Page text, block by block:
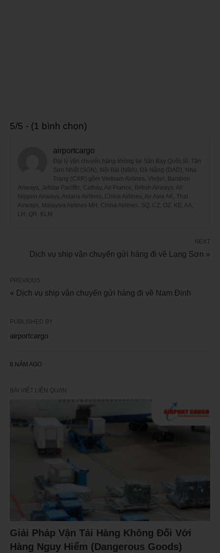
5/5 - (1 bình chọn)
airportcargo
Đại lý vận chuyển hàng không tại Sân Bay Quốc tế: Tân
Sơn Nhất (SGN), Nội Bài (NBA), Đà Nẵng (DAD), Nha
Trang (CXR) gồm Vietnam Airlines, Vietjet, Bamboo
Ariways, Jetstar Paciffic, Cathay, Air France, British Airways. All
Nippon Airways, Asiana Airlines, China Airlines, Air Asia AK, Thai
Airways, Malaysia Airlines MH, China Airlines, SQ, CZ, OZ, KE, AA,
LH, QR, KLM
NEXT
Dịch vụ ship vận chuyển gửi hàng đi về Lạng Sơn »
PREVIOUS
« Dịch vụ ship vận chuyển gửi hàng đi về Nam Định
PUBLISHED BY
airportcargo
8 NĂM AGO
BÀI VIẾT LIÊN QUAN
Giải Pháp Vận Tải Hàng Không Đối Với
Hàng Nguy Hiểm (Dangerous Goods)